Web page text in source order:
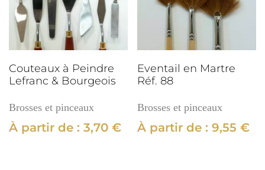
147
Couteaux à Peindre
Lefranc & Bourgeois
Brosses et pinceaux
À partir de : 3,70 €
Eventail en Martre
Réf. 88
Brosses et pinceaux
À partir de :9,55€